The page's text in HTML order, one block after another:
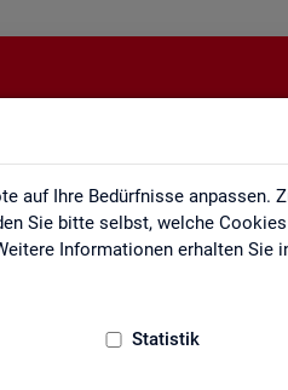
auf Ihre Bedürfnisse anpassen.
Sie bitte selbst, welche
Informationen erhalten Sie
Statistik
Kurzarbeit